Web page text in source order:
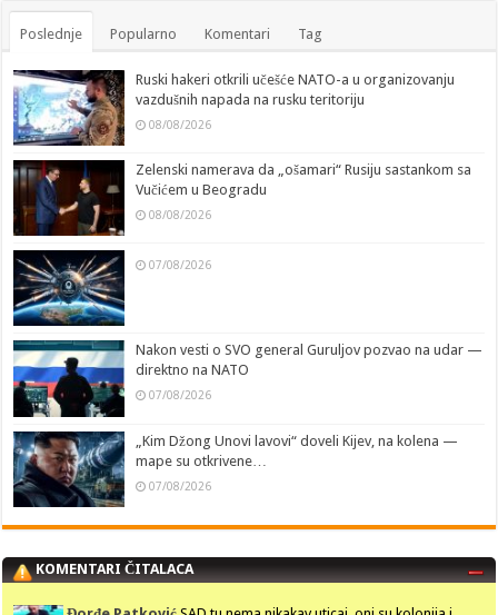
Poslednje Popularno Komentari Tag
Ruski hakeri otkrili učešće NATO-a u organizovanju
vazdušnih napada na rusku teritoriju
08/08/2026
Zelenski namerava da „ošamari“ Rusiju sastankom sa
Vučićem u Beogradu
08/08/2026
07/08/2026
Nakon vesti o SVO general Guruljov pozvao na udar —
direktno na NATO
07/08/2026
„Kim Džong Unovi lavovi“ doveli Kijev, na kolena —
mape su otkrivene…
07/08/2026
KOMENTARI ČITALACA